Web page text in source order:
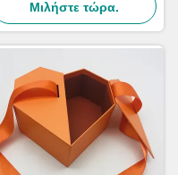
κοσμήματα δώρα
συσκευασία εξατομικευμένη
Μιλήστε τώρα.